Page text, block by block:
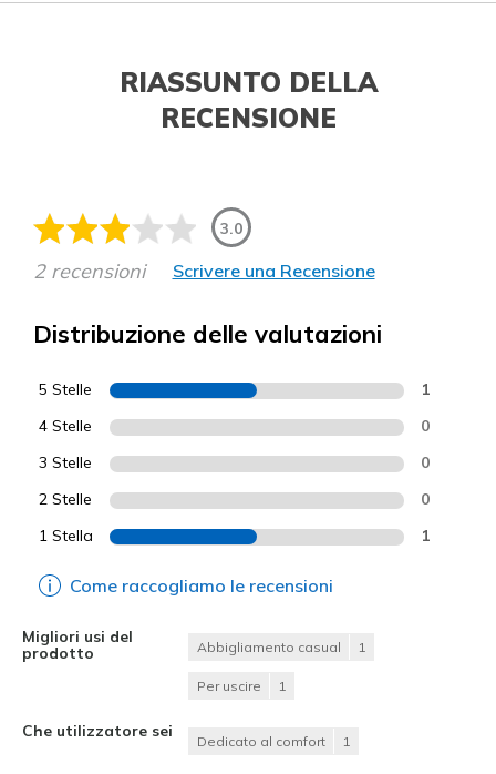
RIASSUNTO DELLA
RECENSIONE
3.0
2 recensioni Scrivere una Recensione
Distribuzione delle valutazioni
5 Stelle 1
4 Stelle 0
3 Stelle 0
2 Stelle 0
1 Stella 1
Come raccogliamo le recensioni
Migliori usi del
prodotto
Abbigliamento casual 1
Per uscire 1
Che utilizzatore sei
Dedicato al comfort 1